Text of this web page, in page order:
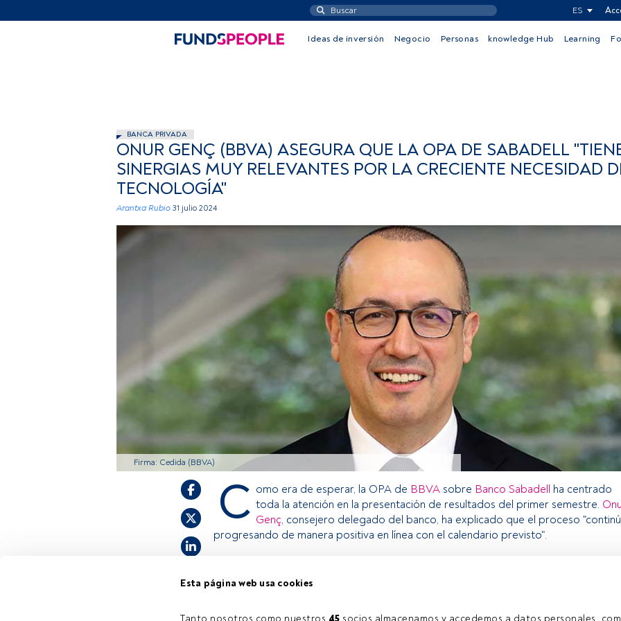
Esta página web usa cookies
ES
Ideas de inversión Negocio Personas knowledge Hub Learning
BANCA PRIVADA
ONUR GENÇ (BBVA) ASEGURA QUE LA OPA DE SABADELL
SINERGIAS MUY RELEVANTES POR LA CRECIENTE NECESIDAD
TECNOLOGÍA"
Arantxa Rubio 31 julio 2024
Firma: Cedida (BBVA)
C omo era de esperar, la OPA de BBVA sobre Banco Sabadell ha centrado
toda la atención en la presentación de resultados del primer semestre.
Genç, consejero delegado del banco, ha explicado que el proceso
progresando de manera positiva en línea con el calendario previsto".
Este es un artículo exclusivo para los usuarios registrados de FundsPeople. Si ya
invitamos a registrarte y disfrutar de todo el universo que ofrece FundsPeople.